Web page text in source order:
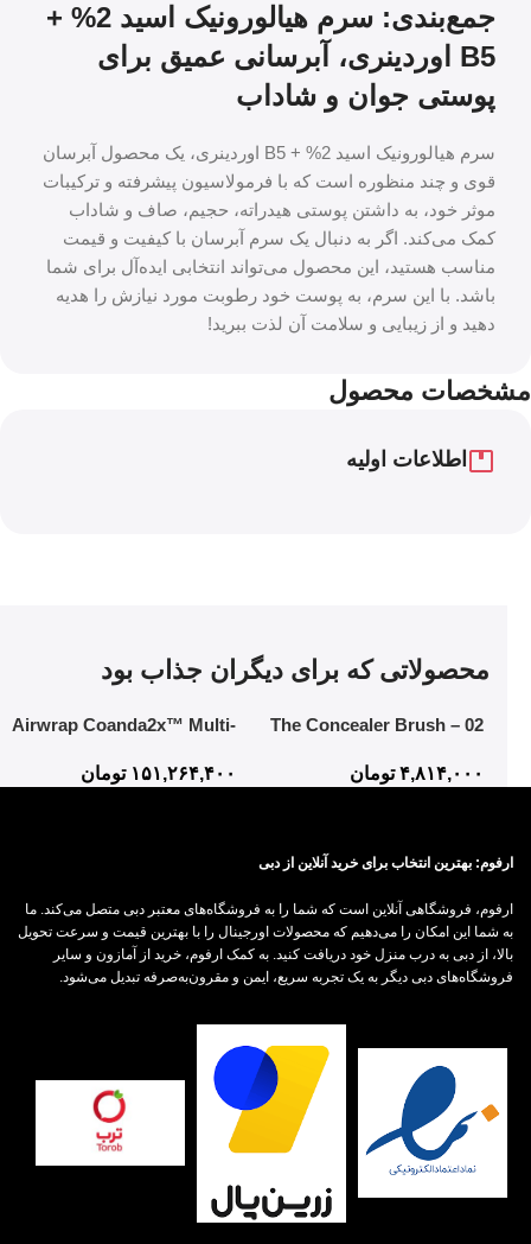
جمع‌بندی: سرم هیالورونیک اسید 2% +
B5 اوردینری، آبرسانی عمیق برای
پوستی جوان و شاداب
سرم هیالورونیک اسید 2% + B5 اوردینری، یک محصول آبرسان
قوی و چند منظوره است که با فرمولاسیون پیشرفته و ترکیبات
موثر خود، به داشتن پوستی هیدراته، حجیم، صاف و شاداب
کمک می‌کند. اگر به دنبال یک سرم آبرسان با کیفیت و قیمت
مناسب هستید، این محصول می‌تواند انتخابی ایده‌آل برای شما
باشد. با این سرم، به پوست خود رطوبت مورد نیازش را هدیه
دهید و از زیبایی و سلامت آن لذت ببرید!
مشخصات محصول
اطلاعات اولیه
محصولاتی که برای دیگران جذاب بود
02 The Concealer Brush –
Application In Half The Time
۴,۸۱۴,۰۰۰ تومان
Airwrap Coanda2x™ Multi-
۱۵۱,۲۶۴,۴۰۰ تومان
ارفوم: بهترین انتخاب برای خرید آنلاین از دبی
ارفوم، فروشگاهی آنلاین است که شما را به فروشگاه‌های معتبر دبی متصل می‌کند. ما
به شما این امکان را می‌دهیم که محصولات اورجینال را با بهترین قیمت و سرعت تحویل
بالا، از دبی به درب منزل خود دریافت کنید. به کمک ارفوم، خرید از آمازون و سایر
فروشگاه‌های دبی دیگر به یک تجربه سریع، ایمن و مقرون‌به‌صرفه تبدیل می‌شود.